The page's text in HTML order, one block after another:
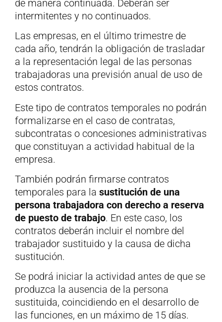
de manera continuada. Deberán ser
intermitentes y no continuados.
Las empresas, en el último trimestre de
cada año, tendrán la obligación de trasladar
a la representación legal de las personas
trabajadoras una previsión anual de uso de
estos contratos.
Este tipo de contratos temporales no podrán
formalizarse en el caso de contratas,
subcontratas o concesiones administrativas
que constituyan a actividad habitual de la
empresa.
También podrán firmarse contratos
temporales para la sustitución de una
persona trabajadora con derecho a reserva
de puesto de trabajo. En este caso, los
contratos deberán incluir el nombre del
trabajador sustituido y la causa de dicha
sustitución.
Se podrá iniciar la actividad antes de que se
produzca la ausencia de la persona
sustituida, coincidiendo en el desarrollo de
las funciones, en un máximo de 15 días.